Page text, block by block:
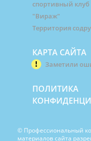
спортивный клуб
"Вираж"
Территория
КАРТА САЙТА
Заметили
ПОЛИТИКА
© Профессиональный
материалов сайта